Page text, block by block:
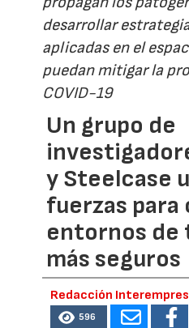
desarrollar
aplicadas en el
puedan mitigar la
COVID-19
Un grupo de
y Steelcase
fuerzas para
entornos de
más seguros
Redacción
596